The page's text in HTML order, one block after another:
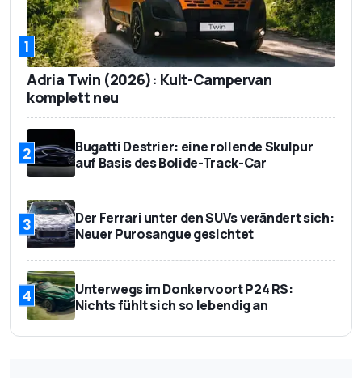
1
Adria Twin (2026): Kult-Campervan
komplett neu
2
Bugatti Destrier: eine rollende Skulpur
auf Basis des Bolide-Track-Car
3
Der Ferrari unter den SUVs verändert sich:
Neuer Purosangue gesichtet
4
Unterwegs im Donkervoort P24 RS:
Nichts fühlt sich so lebendig an